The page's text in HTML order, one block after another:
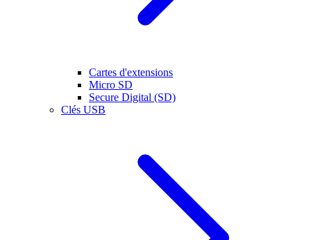
Cartes d'extensions
Micro SD
Secure Digital (SD)
Clés USB